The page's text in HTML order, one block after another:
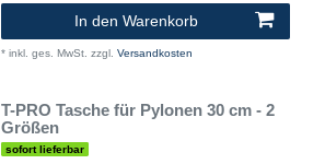
In den Warenkorb
* inkl. ges. MwSt. zzgl. Versandkosten
T-PRO Tasche für Pylonen 30 cm - 2
Größen
sofort lieferbar